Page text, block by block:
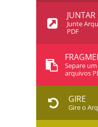
JUNTAR
Junte
PDF
Separe
arquivos
GIRE
Gire o